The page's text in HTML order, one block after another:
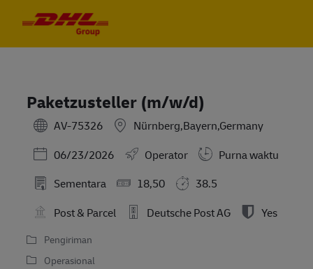
Paketzusteller (m/w/d)
AV-75326
Nürnberg,Bayern,Germany
Posted Date
06/23/2026 Operator
Purna waktu
Sementara
18,50
38.5
Post & Parcel
Deutsche Post AG Yes
Pengiriman
Operasional